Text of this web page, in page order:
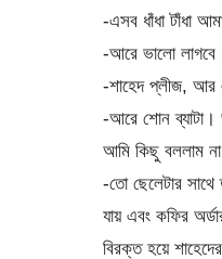
-এসব ধাঁধা টাঁধা
-আরে ভালো
-শাহেদ প্লীজ, আর
-আরে শোন ব্যাটা।
আমি কিছু বললাম
-তো ছেলেটার সাথে
যায় এবং কফির
বিরক্ত হয়ে